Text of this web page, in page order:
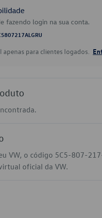
fazendo login na sua conta.
para clientes logados.
VW, o código 5C5-807-
oficial da VW.